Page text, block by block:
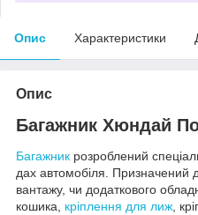
Опис Характеристики
Опис
Багажник Хюндай
Багажник розроблений
дах автомобіля. Призначений
вантажу, чи додаткового
кошика, кріплення для лиж,